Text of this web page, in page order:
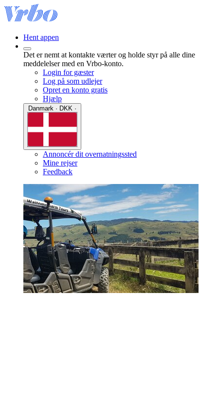
Hent appen
Det er nemt at kontakte værter og holde styr på alle dine
meddelelser med en Vrbo-konto.
Login for gæster
Log på som udlejer
Opret en konto gratis
Hjælp
Annoncér dit overnatningssted
Mine rejser
Feedback